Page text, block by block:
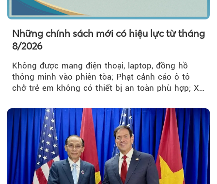
Những chính sách mới có hiệu lực từ tháng
8/2026
Không được mang điện thoại, laptop, đồng hồ
thông minh vào phiên tòa; Phạt cảnh cáo ô tô
chở trẻ em không có thiết bị an toàn phù hợp; Xe
với Bộ Công an… là những chính sách mới có
hiệu lực từ tháng 8/2026.